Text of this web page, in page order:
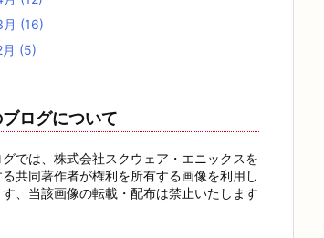
(16)
(5)
ブログについて
グでは、株式会社スクウェア・エニックスを
共同著作者が権利を所有する画像を利用し
、当該画像の転載・配布は禁止いたします